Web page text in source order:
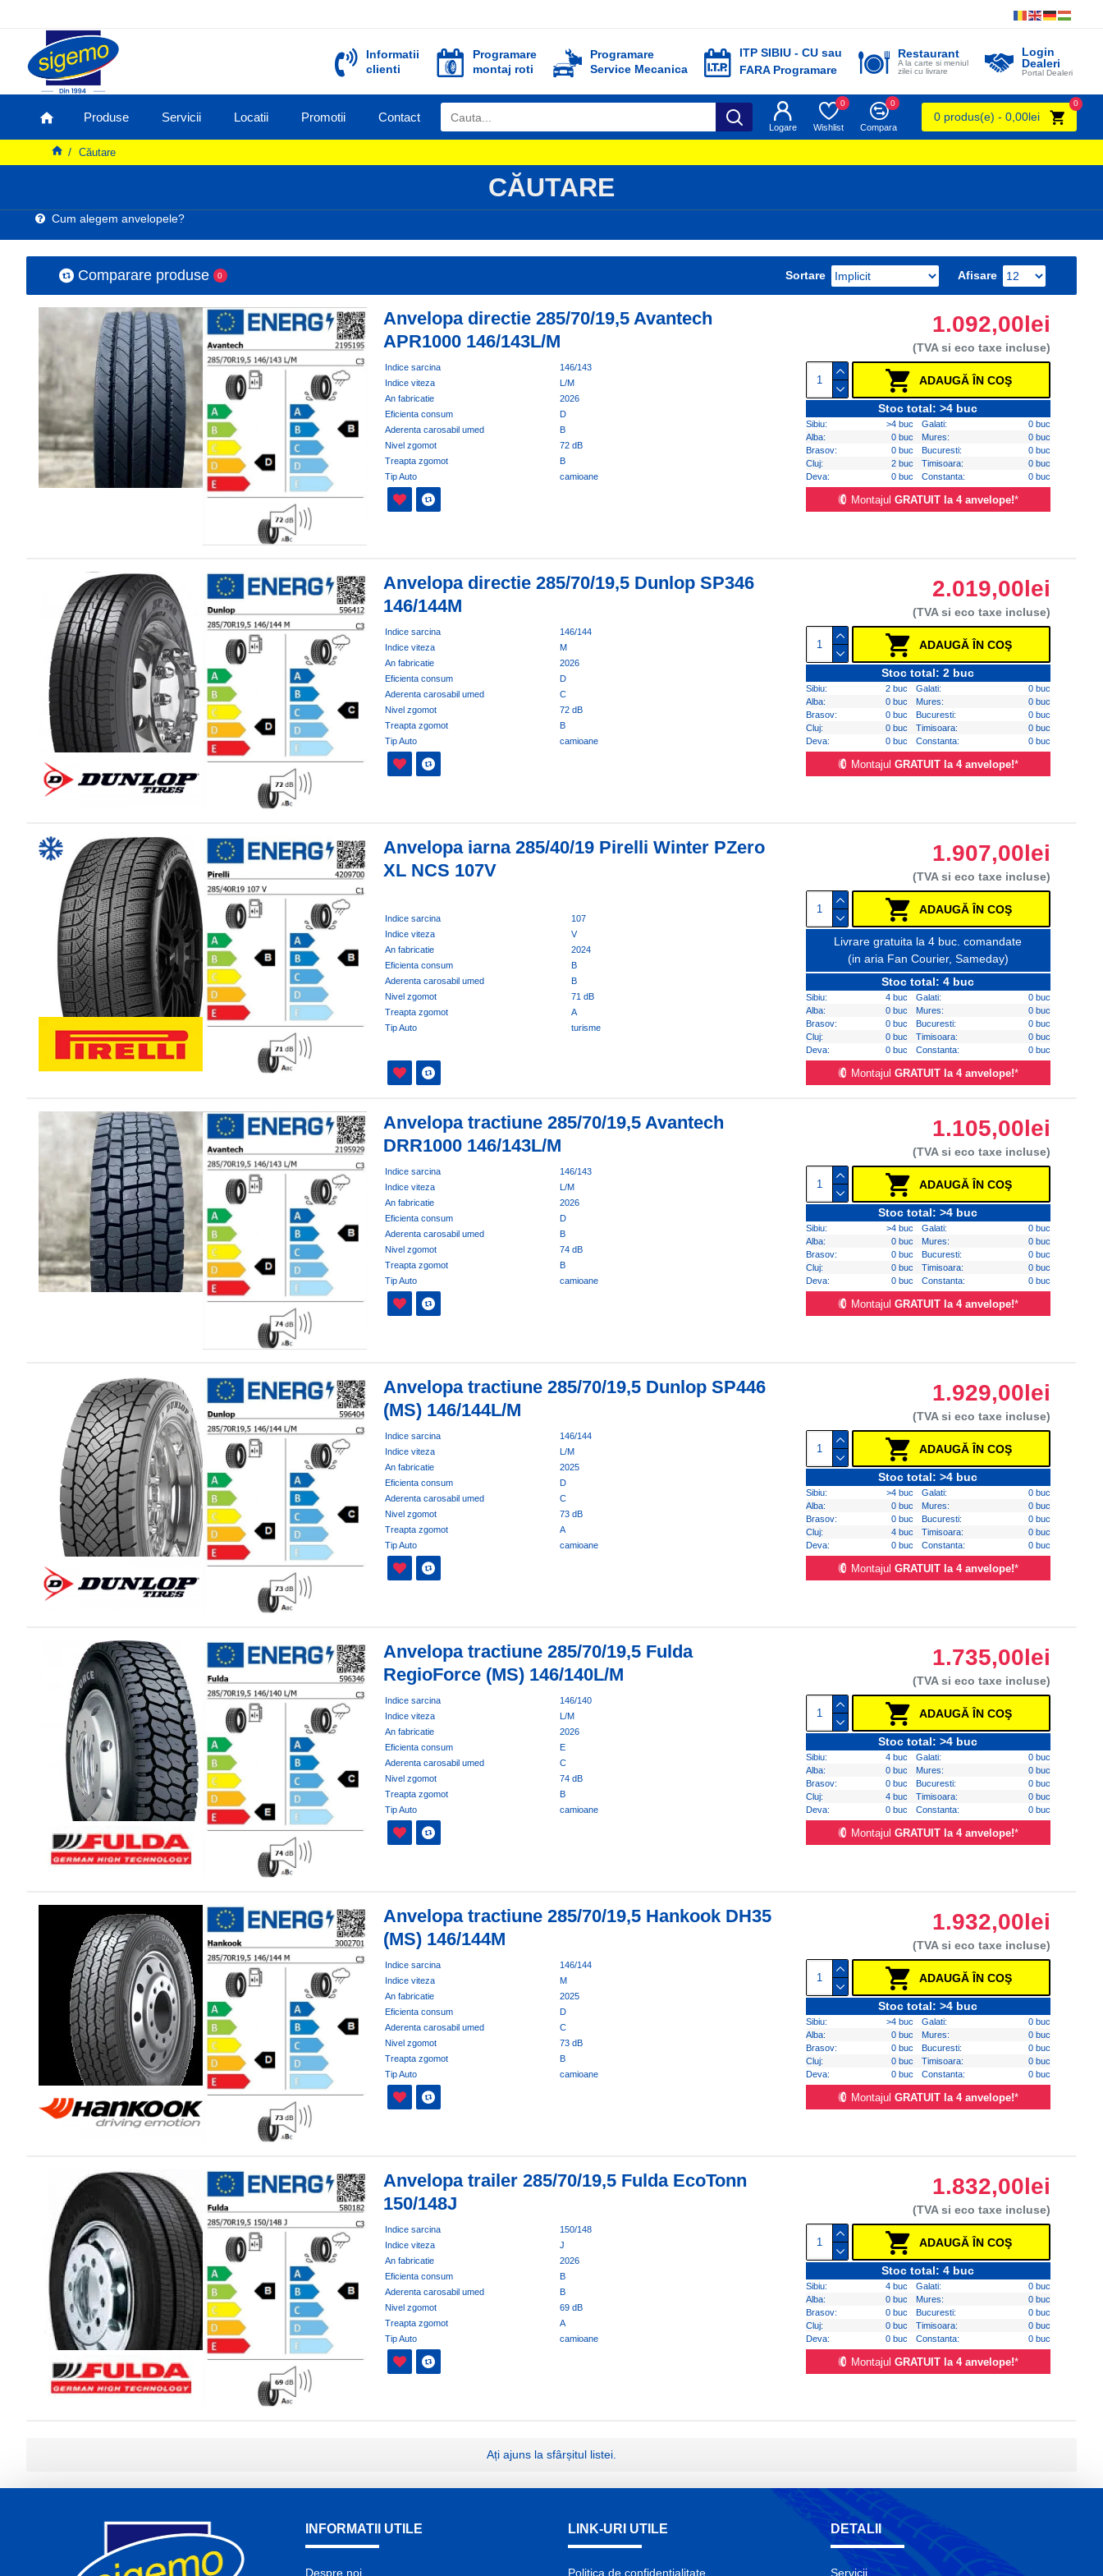
Informatii
clienti
Programare
montaj roti
Programare
Service Mecanica
ITP SIBIU - CU sau
FARA Programare
Restaurant
A la carte si meniul
zilei cu livrare
Login
Dealeri
Portal Dealeri
Produse Servicii Locatii Promotii Contact
Logare Wishlist
0
Compara
0
0 produs(e) - 0,00lei
0
Căutare
CĂUTARE
Cum alegem anvelopele?
Comparare produse 0 Sortare Afisare
Anvelopa directie 285/70/19,5 Avantech
APR1000 146/143L/M
Indice sarcina
146/143
Indice viteza
L/M
An fabricatie
2026
Eficienta consum
D
Aderenta carosabil umed
B
Nivel zgomot
72 dB
Treapta zgomot
B
Tip Auto
camioane
1.092,00lei
(TVA si eco taxe incluse)
ADAUGĂ ÎN COŞ
Stoc total: >4 buc
Sibiu: >4 buc Galati:
0 buc
Alba:
0 buc Mures:
0 buc
Brasov:
0 buc Bucuresti:
0 buc
Cluj:
2 buc Timisoara:
0 buc
Deva:
0 buc Constanta: 0 buc
MontajulGRATUIT la 4 anvelope!*
Anvelopa directie 285/70/19,5 Dunlop SP346
146/144M
Indice sarcina
146/144
Indice viteza
M
An fabricatie
2026
Eficienta consum
D
Aderenta carosabil umed
C
Nivel zgomot
72 dB
Treapta zgomot
B
Tip Auto
camioane
2.019,00lei
(TVA si eco taxe incluse)
ADAUGĂ ÎN COŞ
Stoc total: 2 buc
Sibiu: 2 buc Galati:
0 buc
Alba:
0 buc Mures:
0 buc
Brasov:
0 buc Bucuresti:
0 buc
Cluj:
0 buc Timisoara:
0 buc
Deva:
0 buc Constanta: 0 buc
MontajulGRATUIT la 4 anvelope!*
Anvelopa iarna 285/40/19 Pirelli Winter PZero
XL NCS 107V
Indice sarcina
107
Indice viteza
V
An fabricatie
2024
Eficienta consum
B
Aderenta carosabil umed
B
Nivel zgomot
71 dB
Treapta zgomot
A
Tip Auto
turisme
1.907,00lei
(TVA si eco taxe incluse)
ADAUGĂ ÎN COŞ
Livrare gratuita la 4 buc. comandate
(in aria Fan Courier, Sameday)
Stoc total: 4 buc
Sibiu: 4 buc Galati:
0 buc
Alba:
0 buc Mures:
0 buc
Brasov:
0 buc Bucuresti:
0 buc
Cluj:
0 buc Timisoara:
0 buc
Deva:
0 buc Constanta: 0 buc
MontajulGRATUIT la 4 anvelope!*
Anvelopa tractiune 285/70/19,5 Avantech
DRR1000 146/143L/M
Indice sarcina
146/143
Indice viteza
L/M
An fabricatie
2026
Eficienta consum
D
Aderenta carosabil umed
B
Nivel zgomot
74 dB
Treapta zgomot
B
Tip Auto
camioane
1.105,00lei
(TVA si eco taxe incluse)
ADAUGĂ ÎN COŞ
Stoc total: >4 buc
Sibiu: >4 buc Galati:
0 buc
Alba:
0 buc Mures:
0 buc
Brasov:
0 buc Bucuresti:
0 buc
Cluj:
0 buc Timisoara:
0 buc
Deva:
0 buc Constanta: 0 buc
MontajulGRATUIT la 4 anvelope!*
Anvelopa tractiune 285/70/19,5 Dunlop SP446
(MS) 146/144L/M
Indice sarcina
146/144
Indice viteza
L/M
An fabricatie
2025
Eficienta consum
D
Aderenta carosabil umed
C
Nivel zgomot
73 dB
Treapta zgomot
A
Tip Auto
camioane
1.929,00lei
(TVA si eco taxe incluse)
ADAUGĂ ÎN COŞ
Stoc total: >4 buc
Sibiu: >4 buc Galati:
0 buc
Alba:
0 buc Mures:
0 buc
Brasov:
0 buc Bucuresti:
0 buc
Cluj:
4 buc Timisoara:
0 buc
Deva:
0 buc Constanta: 0 buc
MontajulGRATUIT la 4 anvelope!*
Anvelopa tractiune 285/70/19,5 Fulda
RegioForce (MS) 146/140L/M
Indice sarcina
146/140
Indice viteza
L/M
An fabricatie
2026
Eficienta consum
E
Aderenta carosabil umed
C
Nivel zgomot
74 dB
Treapta zgomot
B
Tip Auto
camioane
1.735,00lei
(TVA si eco taxe incluse)
ADAUGĂ ÎN COŞ
Stoc total: >4 buc
Sibiu: 4 buc Galati:
0 buc
Alba:
0 buc Mures:
0 buc
Brasov:
0 buc Bucuresti:
0 buc
Cluj:
4 buc Timisoara:
0 buc
Deva:
0 buc Constanta: 0 buc
MontajulGRATUIT la 4 anvelope!*
Anvelopa tractiune 285/70/19,5 Hankook DH35
(MS) 146/144M
Indice sarcina
146/144
Indice viteza
M
An fabricatie
2025
Eficienta consum
D
Aderenta carosabil umed
C
Nivel zgomot
73 dB
Treapta zgomot
B
Tip Auto
camioane
1.932,00lei
(TVA si eco taxe incluse)
ADAUGĂ ÎN COŞ
Stoc total: >4 buc
Sibiu: >4 buc Galati:
0 buc
Alba:
0 buc Mures:
0 buc
Brasov:
0 buc Bucuresti:
0 buc
Cluj:
0 buc Timisoara:
0 buc
Deva:
0 buc Constanta: 0 buc
MontajulGRATUIT la 4 anvelope!*
Anvelopa trailer 285/70/19,5 Fulda EcoTonn
150/148J
Indice sarcina
150/148
Indice viteza
J
An fabricatie
2026
Eficienta consum
B
Aderenta carosabil umed
B
Nivel zgomot
69 dB
Treapta zgomot
A
Tip Auto
camioane
1.832,00lei
(TVA si eco taxe incluse)
ADAUGĂ ÎN COŞ
Stoc total: 4 buc
Sibiu: 4 buc Galati:
0 buc
Alba:
0 buc Mures:
0 buc
Brasov:
0 buc Bucuresti:
0 buc
Cluj:
0 buc Timisoara:
0 buc
Deva:
0 buc Constanta: 0 buc
MontajulGRATUIT la 4 anvelope!*
Ați ajuns la sfârșitul listei.
INFORMATII UTILE
Despre noi
LINK-URI UTILE
Politica de confidentialitate
DETALII
Servicii